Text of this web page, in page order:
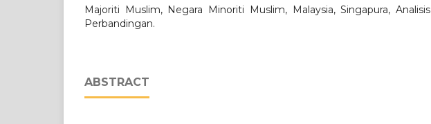
Majoriti Muslim, Negara Minoriti Muslim, Malaysia, Singapura, Analisis
Perbandingan.
ABSTRACT